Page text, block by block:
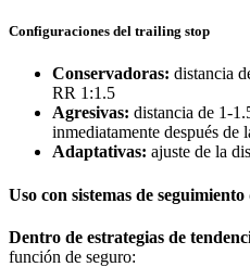
Configuraciones del trailing stop
Conservadoras: distancia
RR 1:1.5
Agresivas: distancia de 1-
inmediatamente después de
Adaptativas: ajuste de la
Uso con sistemas de
Dentro de estrategias de
función de seguro: